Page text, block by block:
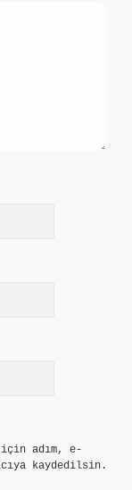
için adım, e-
kaydedilsin.